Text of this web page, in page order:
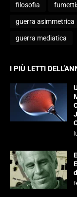
filosofia
guerra asimmetrica
guerra mediatica
I PIÙ LETTI